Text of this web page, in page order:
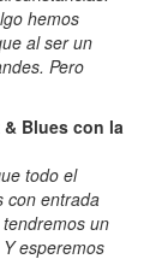
hemos
al ser un
Pero
Blues con la
todo el
con entrada
un
esperemos